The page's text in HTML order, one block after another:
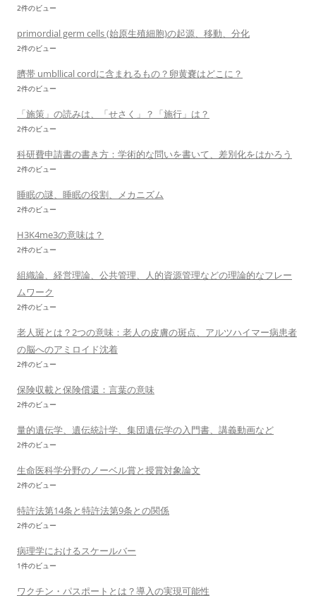
2件のビュー
primordial germ cells (始原生殖細胞)の起源、移動、分化
2件のビュー
臍帯 umbllical cordに含まれるもの？卵黄嚢はどこに？
2件のビュー
「施策」の読みは、「せさく」？「施行」は？
2件のビュー
科研費申請書の書き方：学術的な問いを書いて、差別化をはかろう
2件のビュー
睡眠の謎、睡眠の役割、メカニズム
2件のビュー
H3K4me3の意味は？
2件のビュー
組織論、経営理論、公共管理、人的資源管理などの理論的なフレー
ムワーク
2件のビュー
老人斑とは？2つの意味：老人の皮膚の斑点、アルツハイマー病患者
の脳へのアミロイド沈着
2件のビュー
保険収載と保険償還：言葉の意味
2件のビュー
量的遺伝学、遺伝統計学、集団遺伝学の入門書、講義動画など
2件のビュー
生命医科学分野のノーベル賞と授賞対象論文
2件のビュー
特許法第14条と特許法第9条との関係
2件のビュー
病理学におけるスケールバー
1件のビュー
ワクチン・パスポートとは？導入の実現可能性